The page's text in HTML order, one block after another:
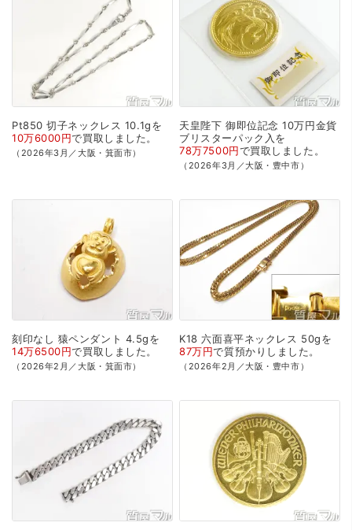
Pt850 切子ネックレス 10.1gを
10万6000円で買取 しました。
（2026年3月／大阪・箕面市）
天皇陛下 御即位記念 10万円金貨
ブリスターパック入を
78万7500円で買取 しました。
（2026年3月／大阪・豊中市）
刻印なし 猿ペンダント 4.5gを
14万6500円で買取 しました。
（2026年2月／大阪・箕面市）
K18 六面喜平ネックレス 50gを
87万円で質預かり しました。
（2026年2月／大阪・豊中市）